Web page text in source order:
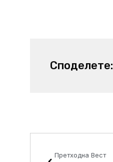
Споделете:
Претходна Вест